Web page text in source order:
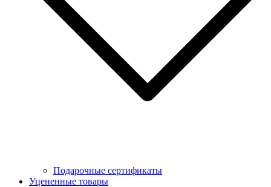
Подарочные сертификаты
Уцененные товары